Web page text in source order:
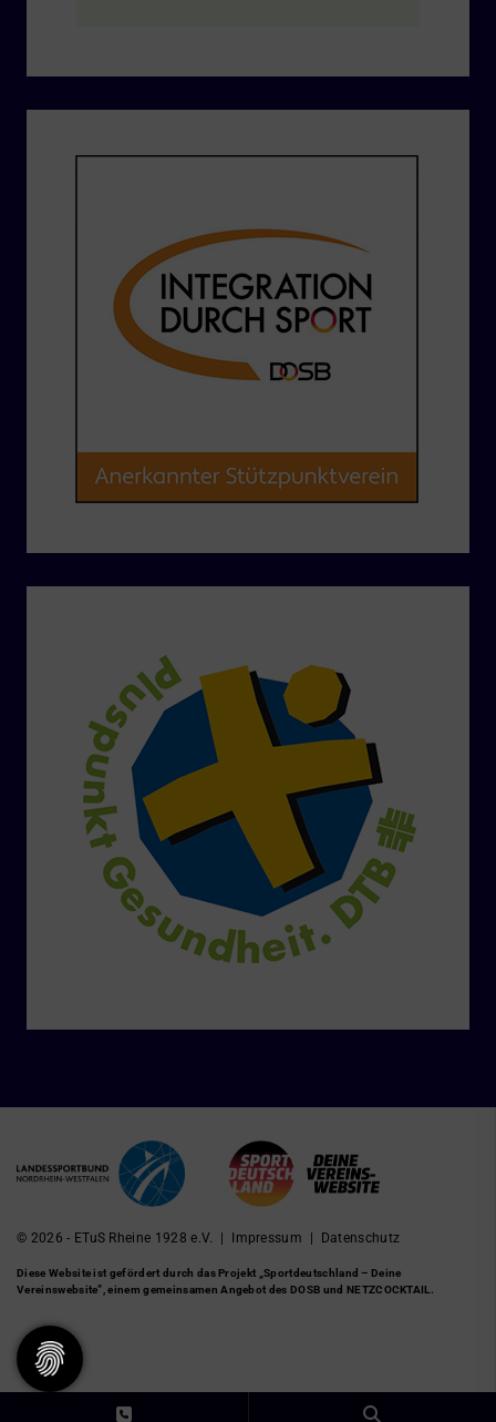
© 2026 - ETuS Rheine 1928 e.V. | Impressum | Datenschutz
Diese Website ist gefördert durch das Projekt „Sportdeutschland – Deine
Vereinswebsite”, einem gemeinsamen Angebot des DOSB und NETZCOCKTAIL.